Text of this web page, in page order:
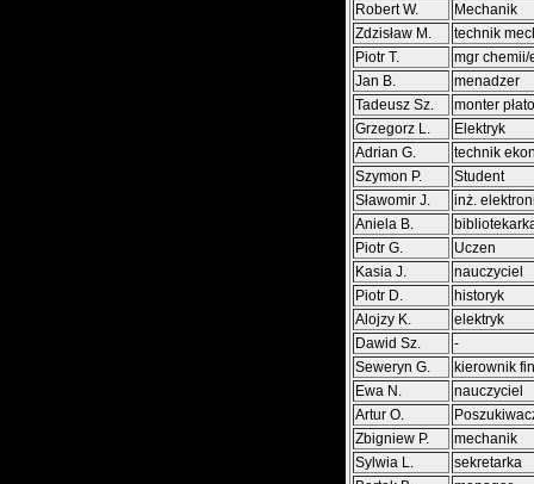
Robert W.
Mechanik
Zdzisław M.
technik
Piotr T.
mgr chemii/
Jan B.
menadzer
Tadeusz Sz.
monter
Grzegorz L.
Elektryk
Adrian G.
technik
Szymon P.
Student
Sławomir J.
inż.
Aniela B.
Piotr G.
Uczen
Kasia J.
nauczyciel
Piotr D.
historyk
Alojzy K.
elektryk
Dawid Sz.
-
Seweryn G.
kierownik
Ewa N.
nauczyciel
Artur O.
Zbigniew P.
mechanik
Sylwia L.
sekretarka